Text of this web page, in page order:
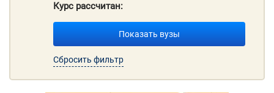
Курс рассчитан:
Показать вузы
Сбросить фильтр